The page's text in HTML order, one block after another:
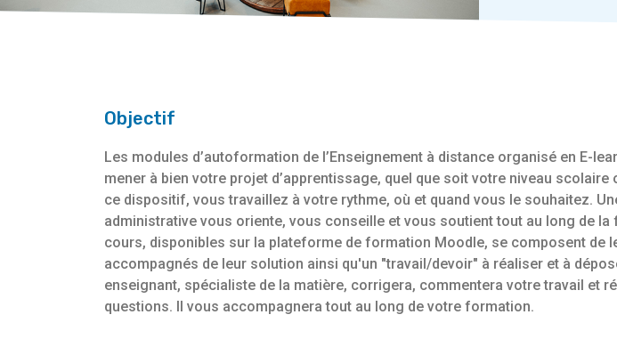
Objectif
Les modules d’autoformation de l’Enseignement à distance organisé en E-
mener à bien votre projet d’apprentissage, quel que soit votre niveau scolaire
ce dispositif, vous travaillez à votre rythme, où et quand vous le souhaitez.
administrative vous oriente, vous conseille et vous soutient tout au long de la
cours, disponibles sur la plateforme de formation Moodle, se composent de
accompagnés de leur solution ainsi qu'un "travail/devoir" à réaliser et à
enseignant, spécialiste de la matière, corrigera, commentera votre travail et
questions. Il vous accompagnera tout au long de votre formation.